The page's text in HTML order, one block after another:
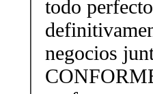
todo
negocios